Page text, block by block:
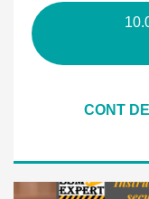
CONT